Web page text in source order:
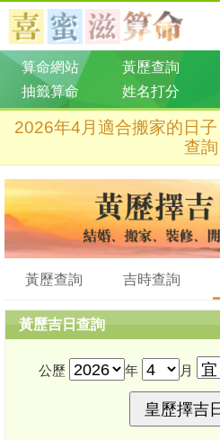
算命網站 黃歷查詢
抽籤算命
姓名打分
2026年4月適合搬家的日
查詢
黃歷查詢 吉時查詢
黃歷吉日查詢
公歷 年 月